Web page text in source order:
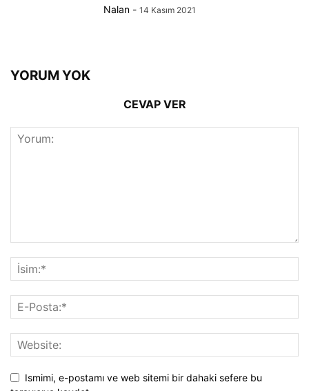
Nalan - 14 Kasım 2021
YORUM YOK
CEVAP VER
Ismimi, e-postamı ve web sitemi bir dahaki sefere bu